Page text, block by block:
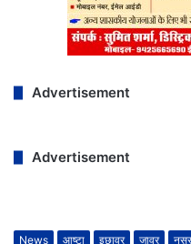
Advertisement
Advertisement